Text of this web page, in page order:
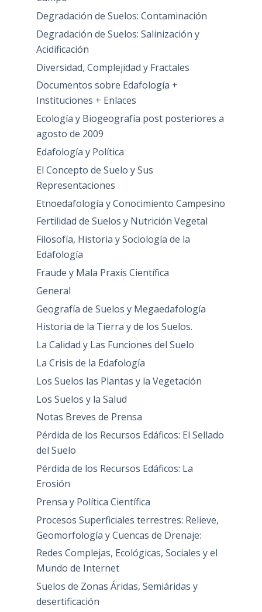
Degradación de Suelos: Contaminación
Degradación de Suelos: Salinización y
Acidificación
Diversidad, Complejidad y Fractales
Documentos sobre Edafología +
Instituciones + Enlaces
Ecología y Biogeografía post posteriores a
agosto de 2009
Edafología y Política
El Concepto de Suelo y Sus
Representaciones
Etnoedafología y Conocimiento Campesino
Fertilidad de Suelos y Nutrición Vegetal
Filosofía, Historia y Sociología de la
Edafología
Fraude y Mala Praxis Científica
General
Geografía de Suelos y Megaedafología
Historia de la Tierra y de los Suelos.
La Calidad y Las Funciones del Suelo
La Crisis de la Edafología
Los Suelos las Plantas y la Vegetación
Los Suelos y la Salud
Notas Breves de Prensa
Pérdida de los Recursos Edáficos: El Sellado
del Suelo
Pérdida de los Recursos Edáficos: La
Erosión
Prensa y Política Científica
Procesos Superficiales terrestres: Relieve,
Geomorfología y Cuencas de Drenaje:
Redes Complejas, Ecológicas, Sociales y el
Mundo de Internet
Suelos de Zonas Áridas, Semiáridas y
desertificación